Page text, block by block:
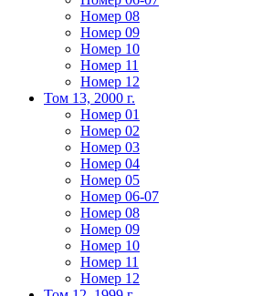
Номер 08
Номер 09
Номер 10
Номер 11
Номер 12
Том 13, 2000 г.
Номер 01
Номер 02
Номер 03
Номер 04
Номер 05
Номер 06-07
Номер 08
Номер 09
Номер 10
Номер 11
Номер 12